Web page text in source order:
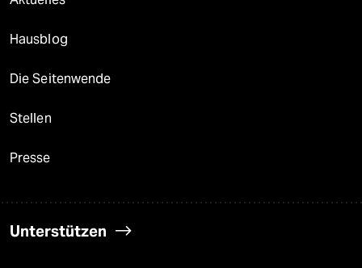
Hausblog
Die Seitenwende
Stellen
Presse
Unterstützen